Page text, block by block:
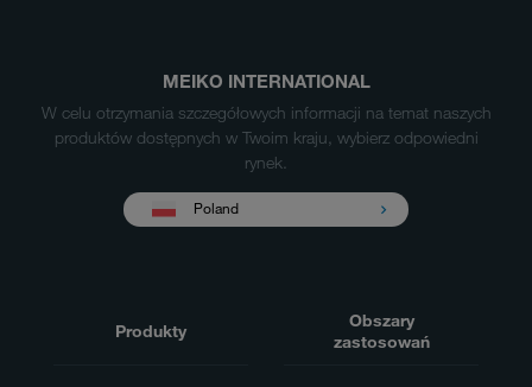
MEIKO INTERNATIONAL
W celu otrzymania szczegółowych informacji na temat naszych
produktów dostępnych w Twoim kraju, wybierz odpowiedni
rynek.
Poland
Produkty
Obszary
zastosowań